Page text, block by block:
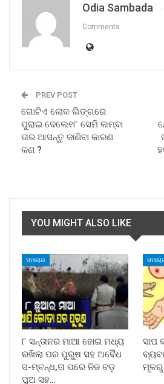
Odia Sambada
Comments
PREV POST
ଗୋଟିଏ ଲୋକ ଲିଙ୍ଗରେ
ପୁରାଇ ଦେଲେ୧୮ ସେମି ଲମ୍ବା
ତାର ଆସନ୍ତୁ ଜାଣିବା କାରଣ
କଣ ?
YOU MIGHT ALSO LIKE
ସମାଚାର
୮ ସନ୍ତାନର ମାଆ ହୋଇ ମଧ୍ୟ
ରଖିଲା ପର ପୁରୁଷ ସହ ଅବୈଧ
ସ-ମ୍ବନ୍ଧ,ତା ପରେ ନିଜ ବଡ଼
ପୁଅ ସହ…
ସାପ
ମୂଳରୁ